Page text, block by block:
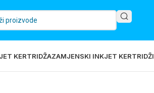
KERTRIDŽAZAMJENSKI INKJET KERTRIDŽI